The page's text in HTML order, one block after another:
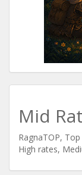
Mid
RagnaTOP,
High rates,